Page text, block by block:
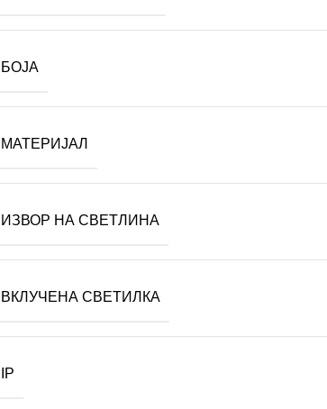
БОЈА
МАТЕРИЈАЛ
ИЗВОР НА СВЕТЛИНА
ВКЛУЧЕНА СВЕТИЛКА
IP